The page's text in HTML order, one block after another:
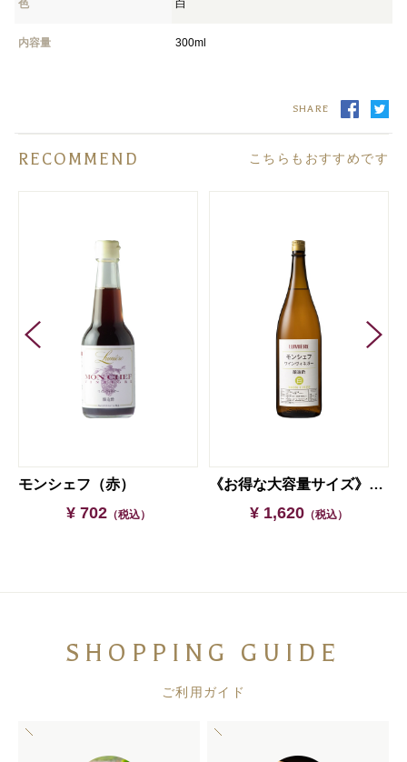
色 白
内容量 300ml
SHARE
RECOMMEND こちらもおすすめです
モンシェフ（赤）
¥ 702（税込）
《お得な大容量サイズ》モンシェフ（白）一升瓶
¥ 1,620 （税込）
SHOPPING GUIDE
ご利用ガイド